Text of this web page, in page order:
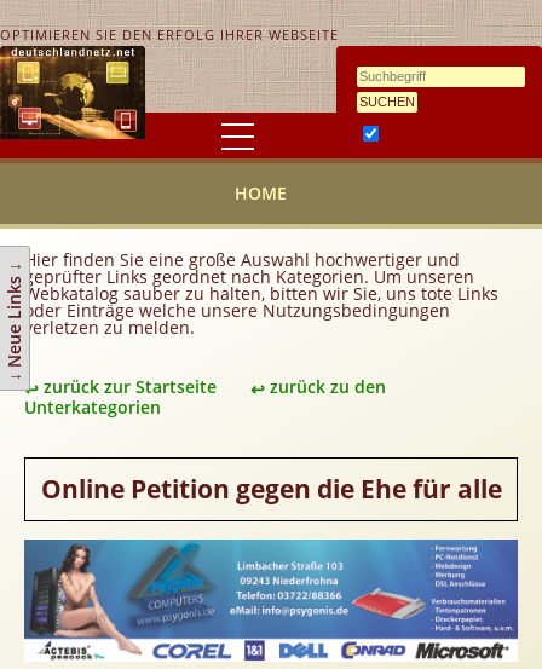
OPTIMIEREN SIE DEN ERFOLG IHRER WEBSEITE
AGB
Link hinzufügen
Eintrag ändern
Handy Tarifvergleich
Partner
Webkatalog
HOME
Hier finden Sie eine große Auswahl hochwertiger und
geprüfter Links geordnet nach Kategorien. Um unseren
Webkatalog sauber zu halten, bitten wir Sie, uns tote Links
oder Einträge welche unsere Nutzungsbedingungen
verletzen zu melden.
zurück zur Startseite
zurück zu den
Unterkategorien
Online Petition gegen die Ehe für alle
↓ Neue Links ↓